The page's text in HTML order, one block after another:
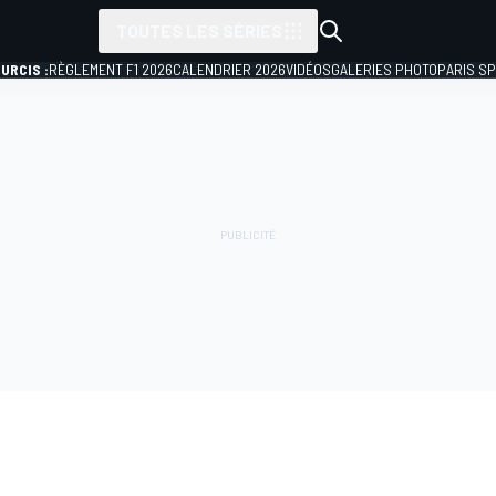
:RÈGLEMENT F1 2026CALENDRIER 2026VIDÉOSGALERIES PHOTOPARIS